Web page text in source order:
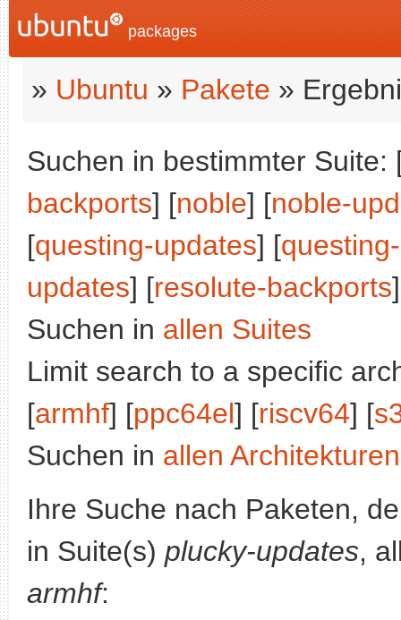
packages
» Ubuntu » Pakete »
Suchen in bestimmter Suite:
backports] [noble] [noble-
[questing-updates] [
updates] [resolute-backports
Suchen in allen Suites
Limit search to a specific
[armhf] [ppc64el] [riscv64] [
Suchen in allen Architekturen
Ihre Suche nach Paketen,
in Suite(s) plucky-updates,
armhf: